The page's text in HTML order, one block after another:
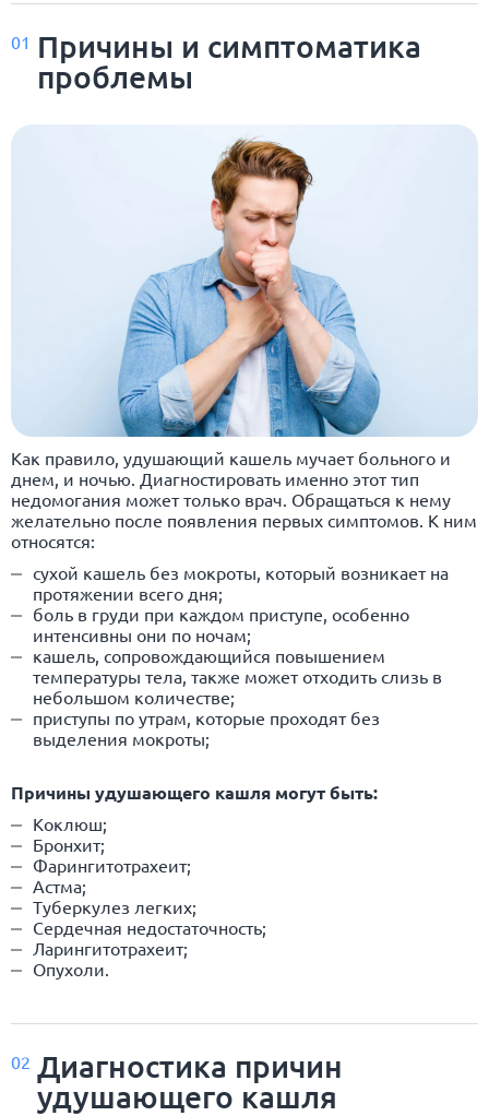
01 Причины и симптоматика
проблемы
Как правило, удушающий кашель мучает больного и
днем, и ночью. Диагностировать именно этот тип
недомогания может только врач. Обращаться к нему
желательно после появления первых симптомов. К ним
относятся:
сухой кашель без мокроты, который возникает на
протяжении всего дня;
боль в груди при каждом приступе, особенно
интенсивны они по ночам;
кашель, сопровождающийся повышением
температуры тела, также может отходить слизь в
небольшом количестве;
приступы по утрам, которые проходят без
выделения мокроты;
Причины удушающего кашля могут быть:
Коклюш;
Бронхит;
Фарингитотрахеит;
Астма;
Туберкулез легких;
Сердечная недостаточность;
Ларингитотрахеит;
Опухоли.
02 Диагностика причин
удушающего кашля